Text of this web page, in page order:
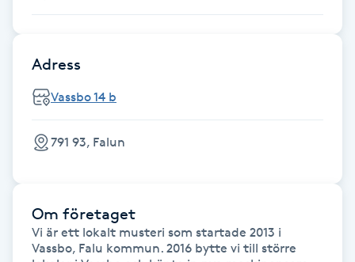
Käkledsbehandling
Kärlbehandling
LED-ljusterapi
Adress
Vassbo 14 b
791 93, Falun
Om företaget
Vi är ett lokalt musteri som startade 2013 i
Vassbo, Falu kommun. 2016 bytte vi till större